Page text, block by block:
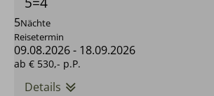
5Nächte
Reisetermin
09.08.2026- 18.09.2026
ab € 530,- p.P.
Details